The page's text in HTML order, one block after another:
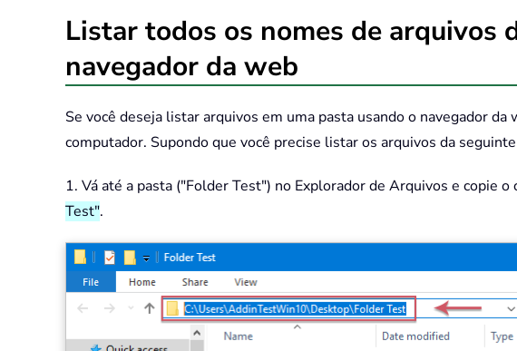
Listar todos os nomes de arquivos
navegador da web
Se você deseja listar arquivos em uma pasta usando o navegador
computador. Supondo que você precise listar os arquivos da
1. Vá até a pasta ("Folder Test") no Explorador de Arquivos e copie
Test".